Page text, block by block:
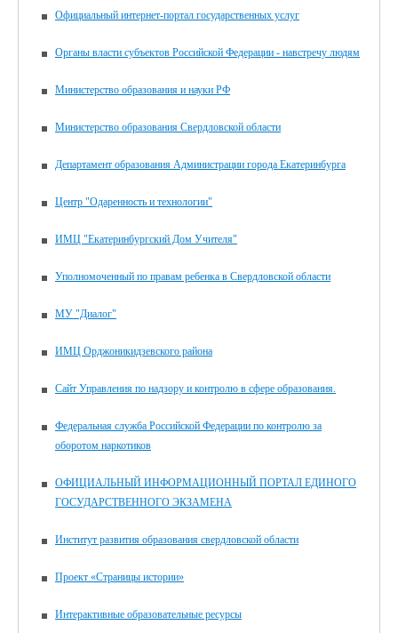
Официальный интернет-портал государственных услуг
Органы власти субъектов Российской Федерации - навстречу людям
Министерство образования и науки РФ
Министерство образования Свердловской области
Департамент образования Администрации города Екатеринбурга
Центр "Одаренность и технологии"
ИМЦ "Екатеринбургский Дом Учителя"
Уполномоченный по правам ребенка в Свердловской области
МУ "Диалог"
ИМЦ Орджоникидзевского района
Сайт Управления по надзору и контролю в сфере образования.
Федеральная служба Российской Федерации по контролю за
оборотом наркотиков
ОФИЦИАЛЬНЫЙ ИНФОРМАЦИОННЫЙ ПОРТАЛ ЕДИНОГО
ГОСУДАРСТВЕННОГО ЭКЗАМЕНА
Институт развития образования свердловской области
Проект «Страницы истории»
Интерактивные образовательные ресурсы